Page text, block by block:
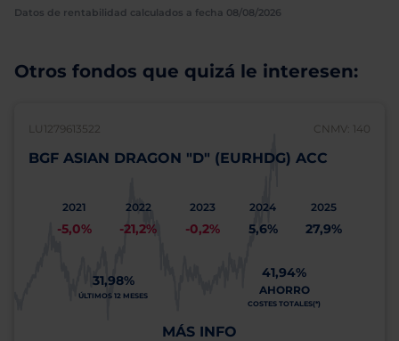
Datos de rentabilidad calculados a fecha 08/08/2026
Otros fondos que quizá le interesen:
LU1279613522 CNMV: 140
BGF ASIAN DRAGON "D" (EURHDG) ACC
2021
-5,0%
2022
-21,2%
2023
-0,2%
2024
5,6%
2025
27,9%
31,98%
ÚLTIMOS 12 MESES
41,94%
AHORRO
COSTES TOTALES(*)
MÁS INFO